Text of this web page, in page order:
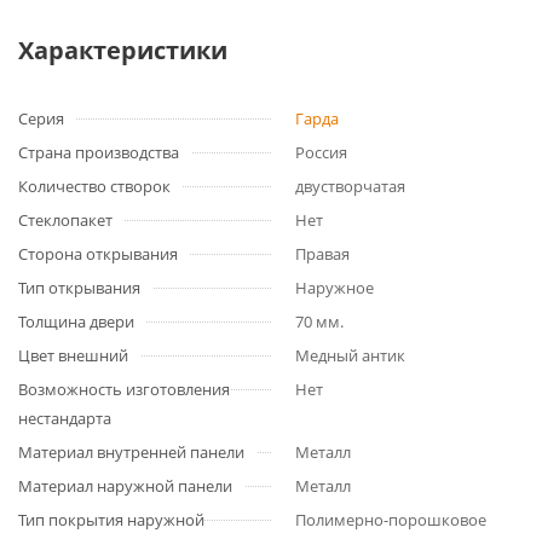
Характеристики
Серия
Гарда
Страна производства
Россия
Количество створок
двустворчатая
Стеклопакет
Нет
Сторона открывания
Правая
Тип открывания
Наружное
Толщина двери
70 мм.
Цвет внешний
Медный антик
Возможность изготовления
нестандарта
Нет
Материал внутренней панели
Металл
Материал наружной панели
Металл
Тип покрытия наружной
Полимерно-порошковое